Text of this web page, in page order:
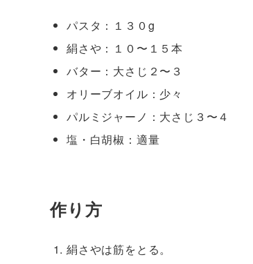
パスタ：１３０g
絹さや：１０〜１５本
バター：大さじ２〜３
オリーブオイル：少々
パルミジャーノ：大さじ３〜４
塩・白胡椒：適量
作り方
絹さやは筋をとる。